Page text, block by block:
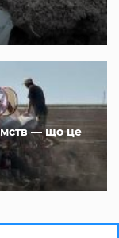
— що це